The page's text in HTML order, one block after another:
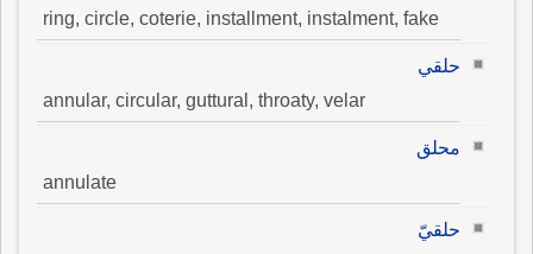
ring, circle, coterie, installment, instalment, fake
حلقي
annular, circular, guttural, throaty, velar
محلق
annulate
حلقيّ